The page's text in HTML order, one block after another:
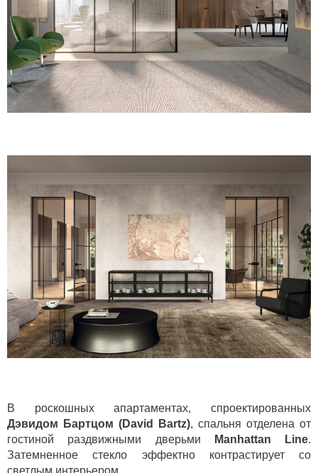
В роскошных апартаментах, спроектированных
Дэвидом Бартцом (David Bartz), спальня отделена от
гостиной раздвижными дверьми
Manhattan Line.
Затемненное стекло эффектно контрастирует со
светлым интерьером.